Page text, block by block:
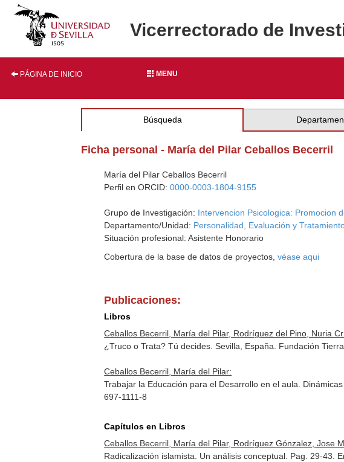
Vicerrectorado de
PÁGINA DE INICIO MENU
Búsqueda
Ficha personal - María del Pilar Ceballos Becerril
María del Pilar Ceballos Becerril
Perfil en ORCID:0000-0003-1804-9155
Grupo de Investigación: Intervencion Psicologica: Promocion
Departamento/Unidad: Personalidad, Evaluación y
Situación profesional: Asistente Honorario
Cobertura de la base de datos de proyectos,véase aqui
Publicaciones:
Libros
Ceballos Becerril, María del Pilar, Rodríguez del Pino, Nuria
¿Truco o Trata? Tú decides. Sevilla, España. Fundación
Ceballos Becerril, María del Pilar:
Trabajar la Educación para el Desarrollo en el aula.
697-1111-8
Capítulos en Libros
Ceballos Becerril, María del Pilar, Rodríguez Gónzalez, Jose
Radicalización islamista. Un análisis conceptual. Pag. 29-43.